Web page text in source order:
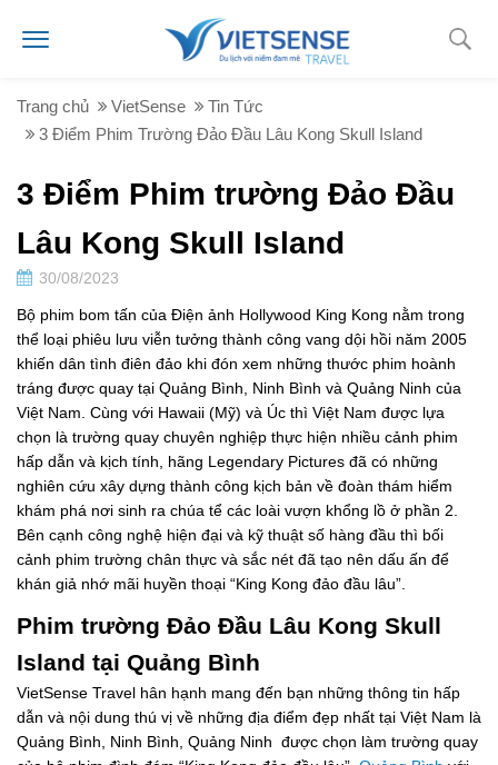
Trang chủ VietSense
Tin Tức
3 Điểm Phim Trường Đảo Đầu Lâu Kong Skull Island
3 Điểm Phim trường Đảo Đầu
Lâu Kong Skull Island
30/08/2023
Bộ phim bom tấn của Điện ảnh Hollywood King Kong nằm trong
thể loại phiêu lưu viễn tưởng thành công vang dội hồi năm 2005
khiến dân tình điên đảo khi đón xem những thước phim hoành
tráng được quay tại Quảng Bình, Ninh Bình và Quảng Ninh của
Việt Nam. Cùng với Hawaii (Mỹ) và Úc thì Việt Nam được lựa
chọn là trường quay chuyên nghiệp thực hiện nhiều cảnh phim
hấp dẫn và kịch tính, hãng Legendary Pictures đã có những
nghiên cứu xây dựng thành công kịch bản về đoàn thám hiểm
khám phá nơi sinh ra chúa tể các loài vượn khổng lồ ở phần 2.
Bên cạnh công nghệ hiện đại và kỹ thuật số hàng đầu thì bối
cảnh phim trường chân thực và sắc nét đã tạo nên dấu ấn để
khán giả nhớ mãi huyền thoại “King Kong đảo đầu lâu”.
Phim trường Đảo Đầu Lâu Kong Skull
Island tại Quảng Bình
VietSense Travel hân hạnh mang đến bạn những thông tin hấp
dẫn và nội dung thú vị về những địa điểm đẹp nhất tại Việt Nam là
Quảng Bình, Ninh Bình, Quảng Ninh được chọn làm trường quay